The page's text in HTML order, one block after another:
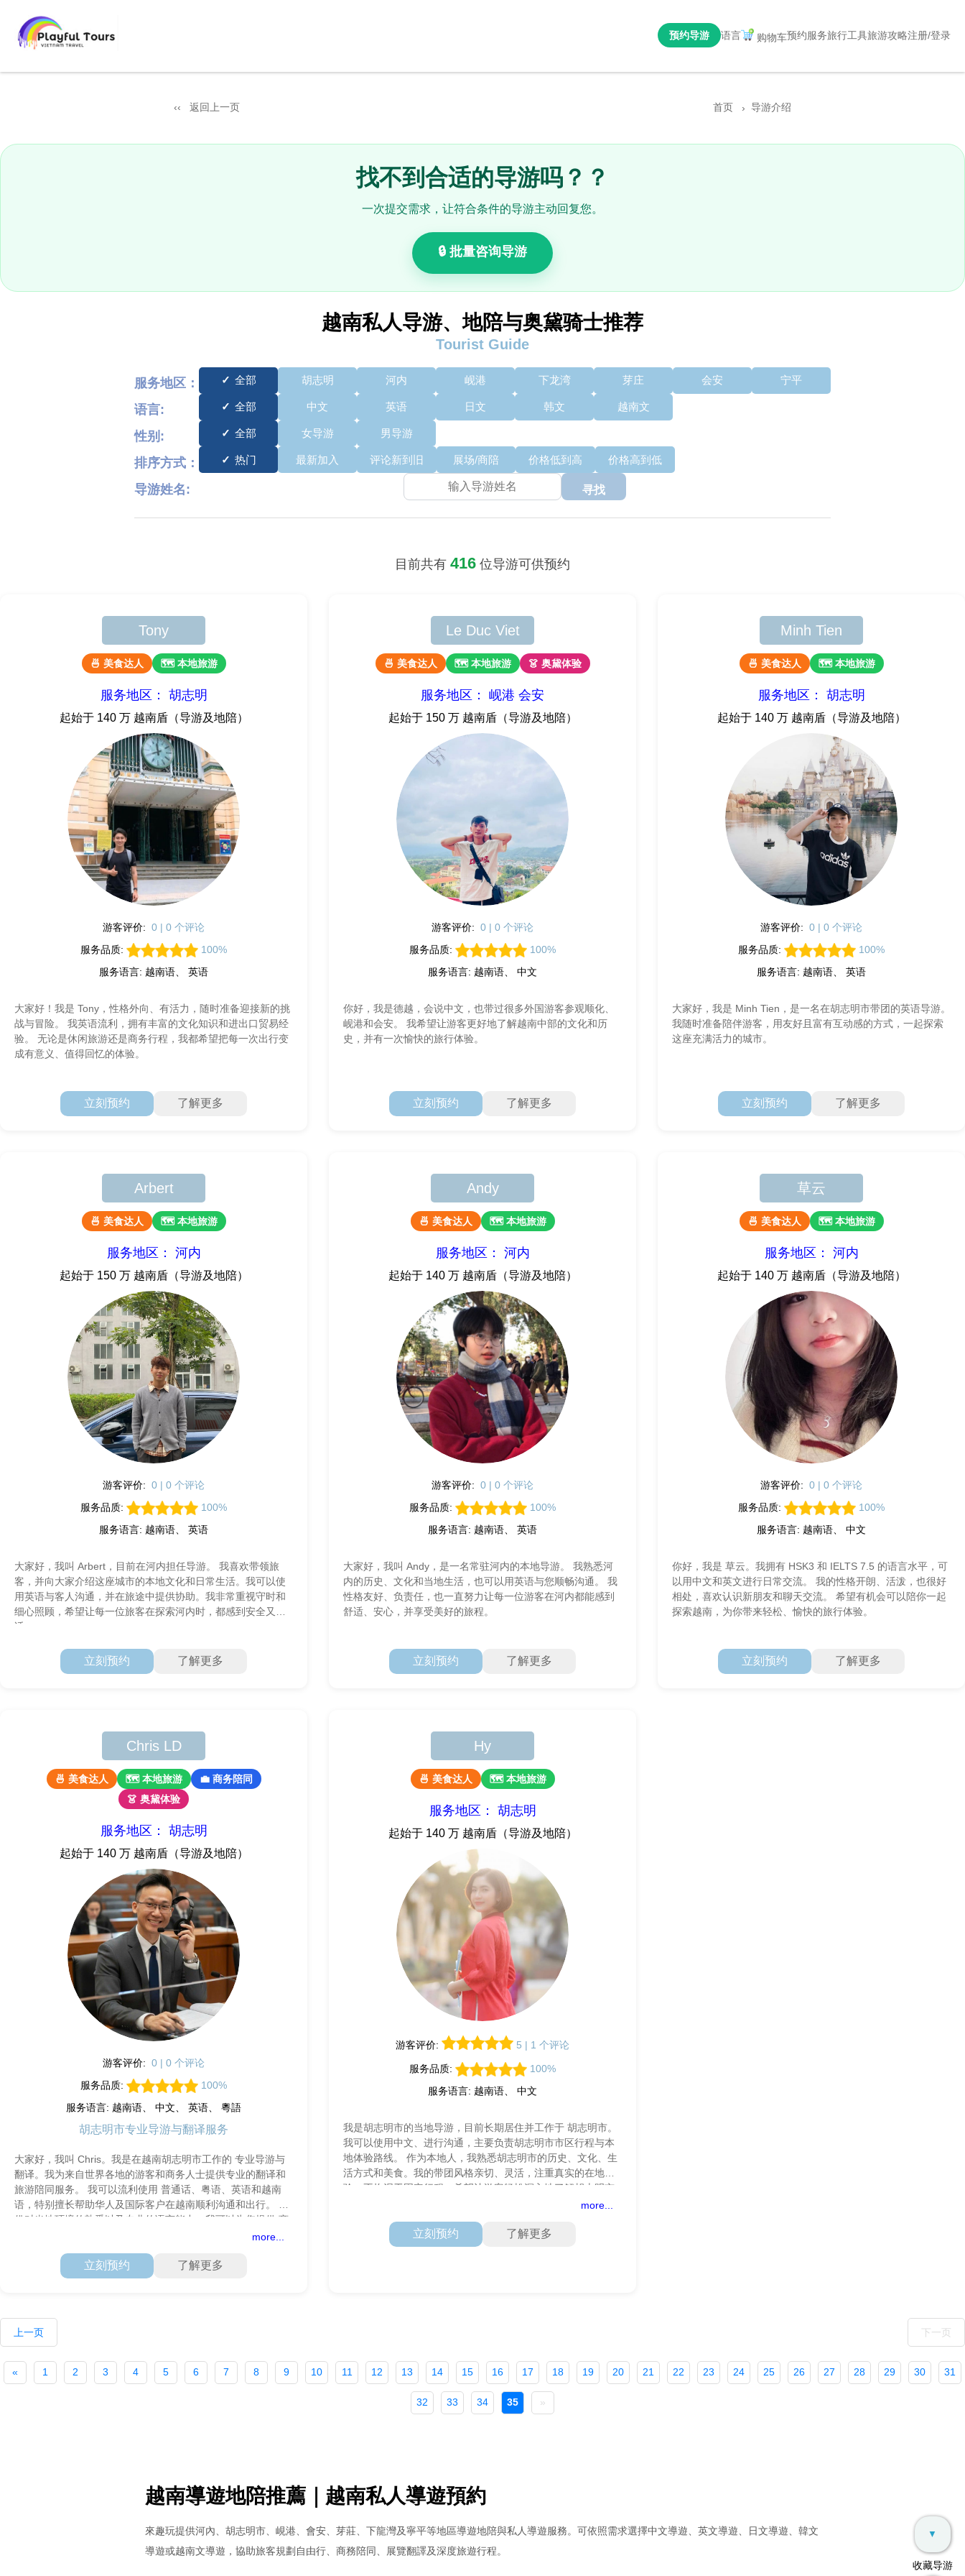
预约导游 语言 购物车预约服务旅行工具旅游攻略注册/登录
返回上一页 首页 导游介绍
找不到合适的导游吗？？
一次提交需求，让符合条件的导游主动回复您。
🔒 批量咨询导游
越南私人导游、地陪与奥黛骑士推荐
Tourist Guide
服务地区： 全部 胡志明 河内 岘港 下龙湾 芽庄 会安 宁平
语言: 全部 中文 英语 日文 韩文 越南文
性别: 全部 女导游 男导游
排序方式： 热门 最新加入 评论新到旧 展场/商陪 价格低到高 价格高到低
导游姓名: 寻找
目前共有 416 位导游可供预约
Tony
🍜 美食达人 🗺 本地旅游
服务地区： 胡志明
起始于 140 万 越南盾（导游及地陪）
游客评价: 0 | 0 个评论
服务品质:
100%
服务语言: 越南语、 英语
大家好！我是 Tony，性格外向、有活力，随时准备迎接新的挑
战与冒险。 我英语流利，拥有丰富的文化知识和进出口贸易经
验。 无论是休闲旅游还是商务行程，我都希望把每一次出行变
成有意义、值得回忆的体验。
立刻预约 了解更多
Le Duc Viet
🍜 美食达人 🗺 本地旅游 👗 奥黛体验
服务地区： 岘港 会安
起始于 150 万 越南盾（导游及地陪）
游客评价: 0 | 0 个评论
服务品质:
100%
服务语言: 越南语、 中文
你好，我是德越，会说中文，也带过很多外国游客参观顺化、
岘港和会安。 我希望让游客更好地了解越南中部的文化和历
史，并有一次愉快的旅行体验。
立刻预约 了解更多
Minh Tien
🍜 美食达人 🗺 本地旅游
服务地区： 胡志明
起始于 140 万 越南盾（导游及地陪）
游客评价: 0 | 0 个评论
服务品质:
100%
服务语言: 越南语、 英语
大家好，我是 Minh Tien，是一名在胡志明市带团的英语导游。
我随时准备陪伴游客，用友好且富有互动感的方式，一起探索
这座充满活力的城市。
立刻预约 了解更多
Arbert
🍜 美食达人 🗺 本地旅游
服务地区： 河内
起始于 150 万 越南盾（导游及地陪）
游客评价: 0 | 0 个评论
服务品质:
100%
服务语言: 越南语、 英语
大家好，我叫 Arbert，目前在河内担任导游。 我喜欢带领旅
客，并向大家介绍这座城市的本地文化和日常生活。我可以使
用英语与客人沟通，并在旅途中提供协助。我非常重视守时和
细心照顾，希望让每一位旅客在探索河内时，都感到安全又舒
适。
立刻预约 了解更多
Andy
🍜 美食达人 🗺 本地旅游
服务地区： 河内
起始于 140 万 越南盾（导游及地陪）
游客评价: 0 | 0 个评论
服务品质:
100%
服务语言: 越南语、 英语
大家好，我叫 Andy，是一名常驻河内的本地导游。 我熟悉河
内的历史、文化和当地生活，也可以用英语与您顺畅沟通。 我
性格友好、负责任，也一直努力让每一位游客在河内都能感到
舒适、安心，并享受美好的旅程。
立刻预约 了解更多
草云
🍜 美食达人 🗺 本地旅游
服务地区： 河内
起始于 140 万 越南盾（导游及地陪）
游客评价: 0 | 0 个评论
服务品质:
100%
服务语言: 越南语、 中文
你好，我是 草云。我拥有 HSK3 和 IELTS 7.5 的语言水平，可
以用中文和英文进行日常交流。 我的性格开朗、活泼，也很好
相处，喜欢认识新朋友和聊天交流。 希望有机会可以陪你一起
探索越南，为你带来轻松、愉快的旅行体验。
立刻预约 了解更多
Chris LD
🍜 美食达人 🗺 本地旅游
💼 商务陪同
👗 奥黛体验
服务地区： 胡志明
起始于 140 万 越南盾（导游及地陪）
游客评价: 0 | 0 个评论
服务品质:
100%
服务语言: 越南语、 中文、 英语、 粵語
胡志明市专业导游与翻译服务
大家好，我叫 Chris。我是在越南胡志明市工作的 专业导游与
翻译。我为来自世界各地的游客和商务人士提供专业的翻译和
旅游陪同服务。 我可以流利使用 普通话、粤语、英语和越南
语，特别擅长帮助华人及国际客户在越南顺利沟通和出行。 凭
借对当地环境的熟悉以及专业的语言能力，我可以为您提供 商
more...
立刻预约 了解更多
Hy
🍜 美食达人 🗺 本地旅游
服务地区： 胡志明
起始于 140 万 越南盾（导游及地陪）
游客评价: 5 | 1 个评论
服务品质:
100%
服务语言: 越南语、 中文
我是胡志明市的当地导游，目前长期居住并工作于 胡志明市。
我可以使用中文、进行沟通，主要负责胡志明市市区行程与本
地体验路线。 作为本地人，我熟悉胡志明市的历史、文化、生
活方式和美食。我的带团风格亲切、灵活，注重真实的在地体
验，不拘泥于固定行程，希望让游客轻松深入地了解胡志明市
more...
立刻预约 了解更多
上一页 下一页
« 1 2 3 4 5 6 7 8 9 10 11 12 13 14 15 16 17 18 19 20 21 22 23 24 25 26 27 28 29 30 31
32 33 34 35 »
越南導遊地陪推薦｜越南私人導遊預約
來趣玩提供河內、胡志明市、峴港、會安、芽莊、下龍灣及寧平等地區導遊地陪與私人導遊服務。可依照需求選擇中文導遊、英文導遊、日文導遊、韓文
導遊或越南文導遊，協助旅客規劃自由行、商務陪同、展覽翻譯及深度旅遊行程。
▼
收藏导游